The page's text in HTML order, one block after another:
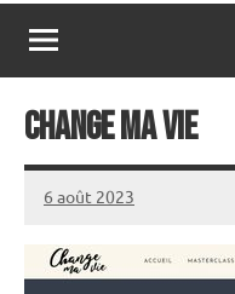
Coaching
Change ma vie
6 août 2023
annuairecoaching